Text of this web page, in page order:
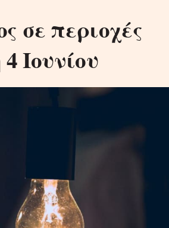
σε περιοχές
Ιουνίου